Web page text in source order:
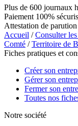
Plus de 600 journaux
Paiement 100%
Attestation de
Accueil /Consulter
Comté /Territoire de
Fiches pratiques et
Créer son
Gérer son
Fermer son
Toutes nos
Notre société